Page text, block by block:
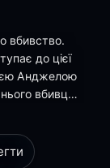
вбивство.
до цієї
Анджелою
вбивцю,